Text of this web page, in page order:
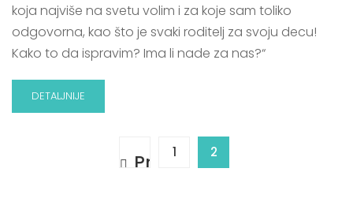
koja najviše na svetu volim i za koje sam toliko
odgovorna, kao što je svaki roditelj za svoju decu!
Kako to da ispravim? Ima li nade za nas?“
DETALJNIJE
1 2